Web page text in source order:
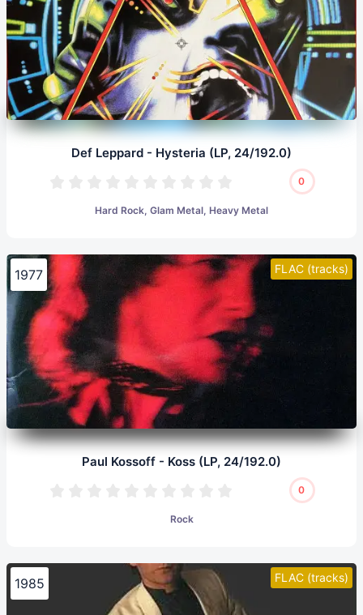
Def Leppard - Hysteria (LP, 24/192.0)
0
Hard Rock, Glam Metal, Heavy Metal
FLAC (tracks)
1977
Paul Kossoff - Koss (LP, 24/192.0)
0
Rock
FLAC (tracks)
1985